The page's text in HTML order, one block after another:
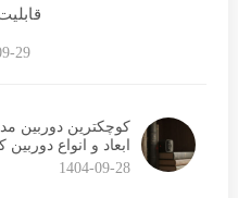
29
کوچکترین دوربین
ابعاد و انواع
1404-09-28